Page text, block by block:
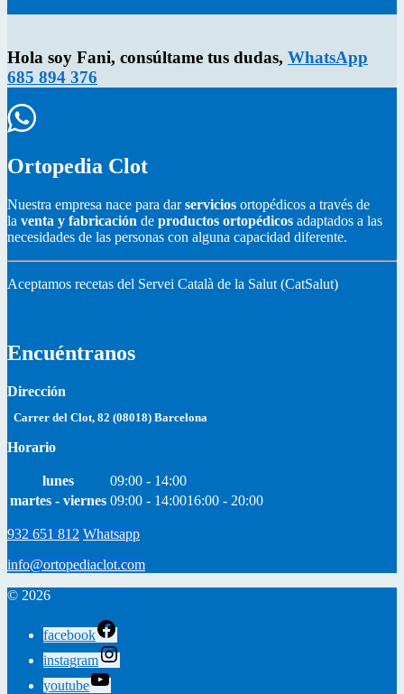
Hola soy Fani, consúltame tus dudas, WhatsApp
685 894 376
Ortopedia Clot
Nuestra empresa nace para darservicios ortopédicos a través de
la venta y fabricación de productos ortopédicos adaptados a las
necesidades de las personas con alguna capacidad diferente.
Aceptamos recetas del Servei Català de la Salut (CatSalut)
Encuéntranos
Dirección
Carrer del Clot, 82 (08018) Barcelona
Horario
lunes
09:00 - 14:00
martes - viernes 09:00 - 14:0016:00 - 20:00
932 651 812 Whatsapp
info@ortopediaclot.com
© 2026
facebook
instagram
youtube